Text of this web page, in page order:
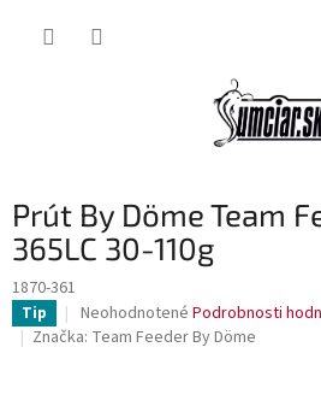
Prút By Döme Team
365LC 30-110g
1870-361
Tip
Priemerné
hodnotenie
Neohodnotené Podrobnosti
Značka: Team Feeder By Döme